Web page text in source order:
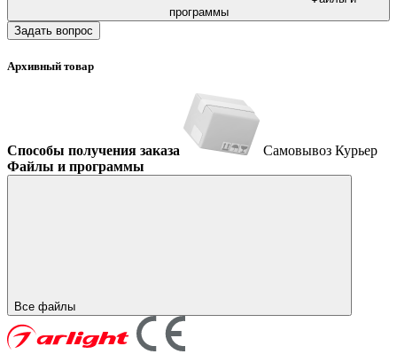
программы
Задать вопрос
Архивный товар
Способы получения заказа Самовывоз Курьер
Файлы и программы
Все файлы